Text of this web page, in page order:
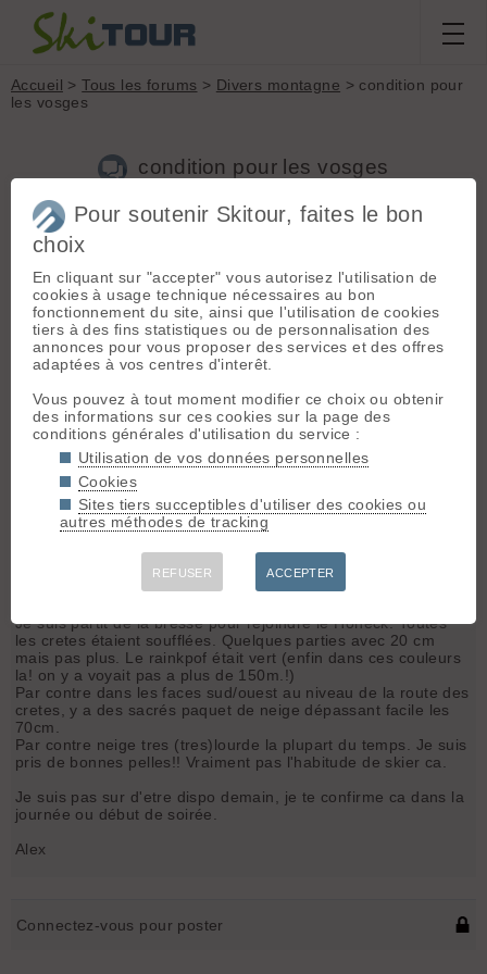
Accueil >Tous les forums > Divers montagne > condition pour
les vosges
condition pour les vosges
Nouveau sujet
fredoski54[12posts] - Le 26/03/2007 11:28
je voudrais savoir les conditions de neige pour ce mardi car
sorti dans les vosges,falimont et ses couloirs ou rainkpof
honeck? mercid'avance
H hom[29posts] - Le 26/03/2007 12:59
je ne sait pas pas si ça t'aide, mais je suis allé à Raon l'étape
ce week end, (1 heure de nancy) et il y avait 30 cm de neige
fraiche bien humide...
topolino[12posts] - Le 26/03/2007 13:25
Je suis partit de la bresse pour rejoindre le Honeck. Toutes
les cretes étaient soufflées. Quelques parties avec 20 cm
mais pas plus. Le rainkpof était vert (enfin dans ces couleurs
la! on y a voyait pas a plus de 150m.!)
Par contre dans les faces sud/ouest au niveau de la route des
cretes, y a des sacrés paquet de neige dépassant facile les
70cm.
Par contre neige tres (tres)lourde la plupart du temps. Je suis
pris de bonnes pelles!! Vraiment pas l'habitude de skier ca.
Je suis pas sur d'etre dispo demain, je te confirme ca dans la
journée ou début de soirée.
Alex
Connectez-vous pour poster
Pour soutenir Skitour, faites le bon
choix
En cliquant sur "accepter" vous autorisez l'utilisation de
cookies à usage technique nécessaires au bon
fonctionnement du site, ainsi que l'utilisation de cookies
tiers à des fins statistiques ou de personnalisation des
annonces pour vous proposer des services et des offres
adaptées à vos centres d'interêt.
Vous pouvez à tout moment modifier ce choix ou obtenir
des informations sur ces cookies sur la page des
conditions générales d'utilisation du service :
Utilisation de vos données personnelles
Cookies
Sites tiers succeptibles d'utiliser des cookies ou
autres méthodes de tracking
REFUSER ACCEPTER